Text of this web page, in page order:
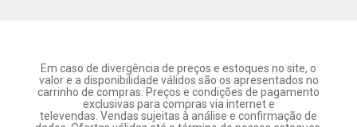
Em caso de divergência de preços e estoques no site, o
valor e a disponibilidade válidos são os apresentados no
carrinho de compras. Preços e condições de pagamento
exclusivas para compras via internet e
televendas. Vendas sujeitas à análise e confirmação de